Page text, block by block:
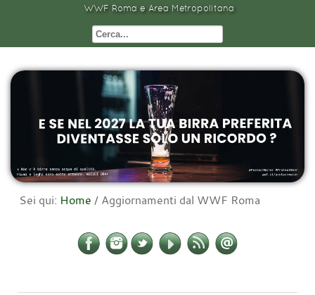
WWF Roma e Area Metropolitana
Sei qui: Home / Aggiornamenti dal WWF Roma